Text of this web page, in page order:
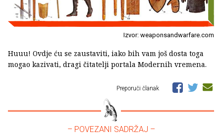
Izvor: weaponsandwarfare.com
Huuu! Ovdje ću se zaustaviti, iako bih vam još dosta toga
mogao kazivati, dragi čitatelji portala Modernih vremena.
Preporuči članak
– POVEZANI SADRŽAJ –